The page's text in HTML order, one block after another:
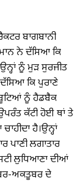
ਬਾਗਬਾਨੀ
ਨੇ ਦੱਸਿਆ ਕਿ
ਨੂੰ ਮੁੜ ਸੁਰਜੀਤ
ਕਿ ਪੁਰਾਣੇ
ਨੂੰ ਹੈਡਬੈਕ
ਕੱਟੀ ਹੋਈ ਥਾਂ ਤੇ
ਹੈ।ਉਨ੍ਹਾਂ
ਪਾਣੀ ਲਗਾਤਾਰ
ਲੁਧਿਆਣਾ ਦੀਆਂ
ਅਕਤੂਬਰ ਦੇ